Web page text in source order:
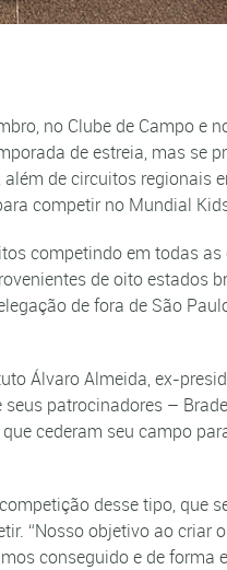
no Clube de Campo e
de estreia, mas se
de circuitos regionais
competir no Mundial
competindo em todas
de oito estados
de fora de São
Álvaro Almeida, ex-
patrocinadores –
cederam seu campo
desse tipo, que
“Nosso objetivo ao criar
conseguido e de forma